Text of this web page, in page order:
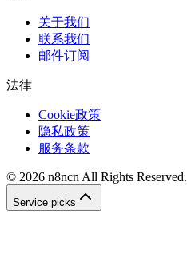
关于我们
联系我们
邮件订阅
法律
Cookie政策
隐私政策
服务条款
© 2026 n8ncn All Rights Reserved.
Service picks